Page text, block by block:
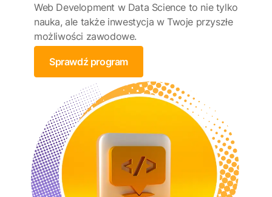
Web Development w Data Science to nie tylko
nauka, ale także inwestycja w Twoje przyszłe
możliwości zawodowe.
Sprawdź program